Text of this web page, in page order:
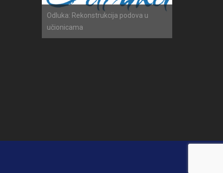
Odluka: Rekonstrukcija podova u
učionicama